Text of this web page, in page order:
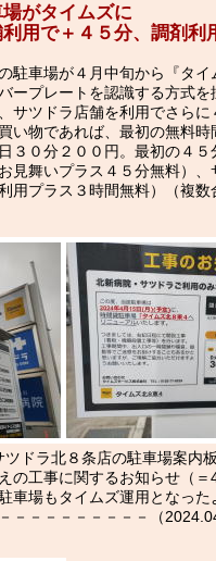
がタイムズに
用で＋４５分、調剤利
駐車場が４月中旬から『タイ
ープレートを認識する方式
サツドラ店舗を利用でさらに
い物であれば、最初の無料時
３０分２００円。最初の４５
見舞いプラス４５分無料）
用プラス３時間無料）（複数
ツドラ北８条店の駐車場案内
の工事に関するお知らせ（
車場もタイムズ運用となった
－－－－－－－－－（